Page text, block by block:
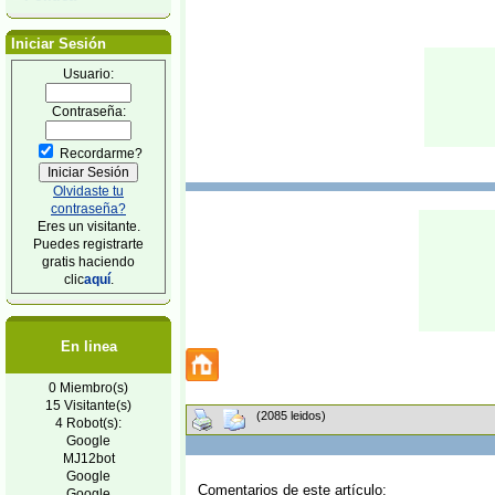
Iniciar Sesión
Usuario:
Contraseña:
Recordarme?
Olvidaste tu
contraseña?
Eres un visitante.
Puedes registrarte
gratis haciendo
clicaquí.
En linea
0 Miembro(s)
15 Visitante(s)
4 Robot(s):
Google
MJ12bot
Google
(2085 leidos)
Comentarios de este artículo: